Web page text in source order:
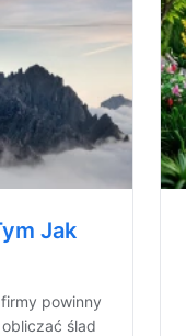
Jak
powinny
ślad